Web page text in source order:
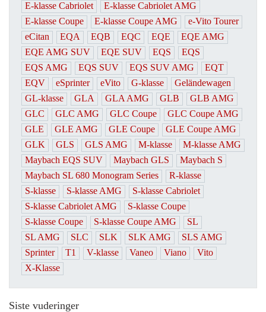
E-klasse Cabriolet
E-klasse Cabriolet AMG
E-klasse Coupe
E-klasse Coupe AMG
e-Vito Tourer
eCitan
EQA EQB EQC EQE
EQE AMG
EQE AMG SUV
EQE SUV EQS
EQS
EQS AMG
EQS SUV EQS SUV AMG
EQT
EQV
eSprinter eVito G-klasse
Geländewagen
GL-klasse
GLA GLA AMG GLB
GLB AMG
GLC
GLC AMG GLC Coupe
GLC Coupe AMG
GLE
GLE AMG GLE Coupe
GLE Coupe AMG
GLK
GLS GLS AMG M-klasse
M-klasse AMG
Maybach EQS SUV
Maybach GLS
Maybach S
Maybach SL 680 Monogram Series
R-klasse
S-klasse
S-klasse AMG
S-klasse Cabriolet
S-klasse Cabriolet AMG
S-klasse Coupe
S-klasse Coupe
S-klasse Coupe AMG
SL
SL AMG
SLC SLK SLK AMG
SLS AMG
Sprinter
T1 V-klasse Vaneo Viano
Vito
X-Klasse
Siste vuderinger